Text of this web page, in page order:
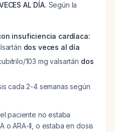
AL DÍA. Según la
insuficiencia cardíaca:
dos veces al día
103 mg valsartán dos
cada 2-4 semanas según
paciente no estaba
o ARA-II, o estaba en dosis